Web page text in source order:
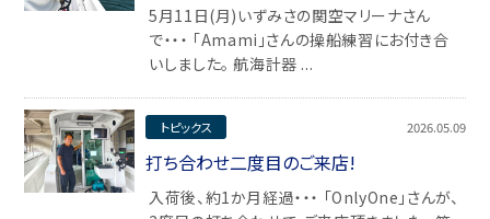
5月11日(月)いずみさの関空マリーナさん
で・・・ 「Amami」さんの操船練習にお付き合
いしました。 航海計器 ...
トピックス 2026.05.09
打ち合わせ二度目のご来店!
入荷後、約1か月経過・・・ 「OnlyOne」さんが、